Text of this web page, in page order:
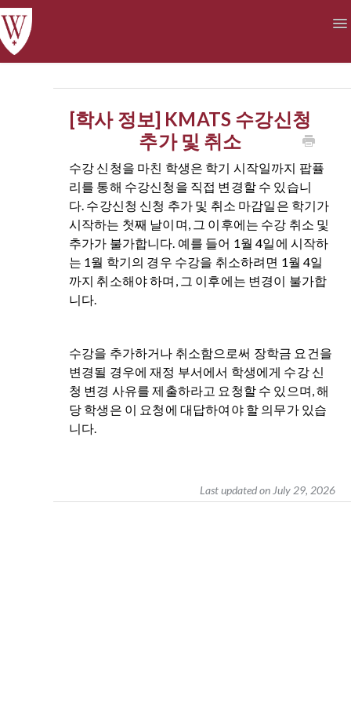
Student Life Finances
[학사 정보] KMATS 수강신청
추가 및 취소
수강 신청을 마친 학생은 학기 시작일까지 팝퓰
리를 통해 수강신청을 직접 변경할 수 있습니
다. 수강신청 신청 추가 및 취소 마감일은 학기가
시작하는 첫째 날이며, 그 이후에는 수강 취소 및
추가가 불가합니다. 예를 들어 1월 4일에 시작하
는 1월 학기의 경우 수강을 취소하려면 1월 4일
까지 취소해야 하며, 그 이후에는 변경이 불가합
니다.
수강을 추가하거나 취소함으로써 장학금 요건을
변경될 경우에 재정 부서에서 학생에게 수강 신
청 변경 사유를 제출하라고 요청할 수 있으며, 해
당 학생은 이 요청에 대답하여야 할 의무가 있습
니다.
Last updated on July 29, 2026